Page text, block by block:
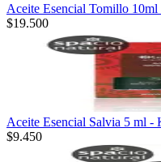
Aceite Esencial Tomillo
$19.500
Aceite Esencial Salvia 5 ml -
$9.450